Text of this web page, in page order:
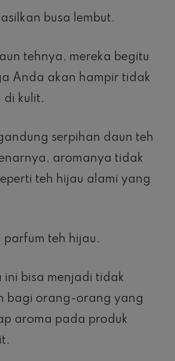
busa lembut.
tehnya, mereka begitu
Anda akan hampir tidak
di kulit.
serpihan daun teh
aromanya tidak
teh hijau alami yang
parfum teh hijau.
ini bisa menjadi tidak
bagi orang-orang yang
aroma pada produk